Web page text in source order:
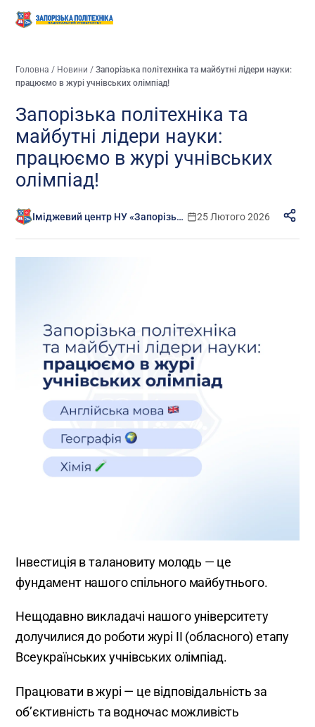
Головна / Новини /Запорізька політехніка та майбутні лідери науки:
працюємо в журі учнівських олімпіад!
Запорізька політехніка та
майбутні лідери науки:
працюємо в журі учнівських
олімпіад!
Іміджевий центр НУ «Запорізька політехніка» 25 Лютого 2026
Інвестиція в талановиту молодь — це
фундамент нашого спільного майбутнього.
Нещодавно викладачі нашого університету
долучилися до роботи журі ІІ (обласного) етапу
Всеукраїнських учнівських олімпіад.
Працювати в журі — це відповідальність за
об’єктивність та водночас можливість